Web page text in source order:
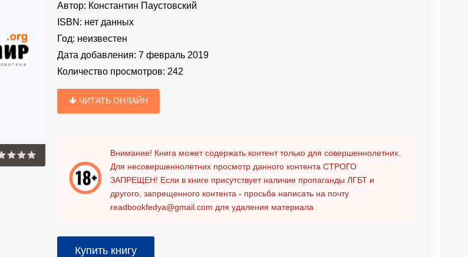
Автор: Константин Паустовский
ISBN: нет данных
Год: неизвестен
Дата добавления: 7 февраль 2019
Количество просмотров: 242
ЧИТАТЬ ОНЛАЙН
Внимание! Книга может содержать контент только для совершеннолетних.
Для несовершеннолетних просмотр данного контента СТРОГО
ЗАПРЕЩЕН! Если в книге присутствует наличие пропаганды ЛГБТ и
другого, запрещенного контента - просьба написать на почту
readbookfedya@gmail.com для удаления материала
Купить книгу